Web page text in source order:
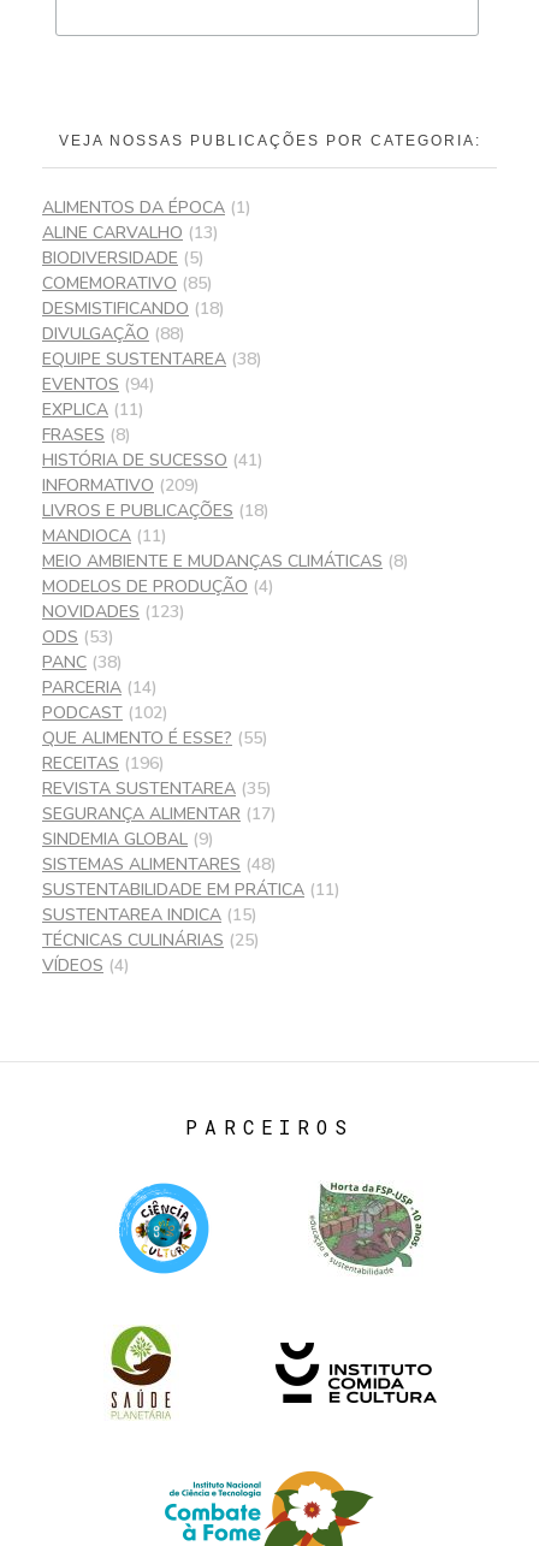
VEJA NOSSAS PUBLICAÇÕES POR CATEGORIA:
ALIMENTOS DA ÉPOCA (1)
ALINE CARVALHO (13)
BIODIVERSIDADE (5)
COMEMORATIVO (85)
DESMISTIFICANDO (18)
DIVULGAÇÃO (88)
EQUIPE SUSTENTAREA (38)
EVENTOS (94)
EXPLICA (11)
FRASES (8)
HISTÓRIA DE SUCESSO (41)
INFORMATIVO (209)
LIVROS E PUBLICAÇÕES (18)
MANDIOCA (11)
MEIO AMBIENTE E MUDANÇAS CLIMÁTICAS (8)
MODELOS DE PRODUÇÃO (4)
NOVIDADES (123)
ODS (53)
PANC (38)
PARCERIA (14)
PODCAST (102)
QUE ALIMENTO É ESSE? (55)
RECEITAS (196)
REVISTA SUSTENTAREA (35)
SEGURANÇA ALIMENTAR (17)
SINDEMIA GLOBAL (9)
SISTEMAS ALIMENTARES (48)
SUSTENTABILIDADE EM PRÁTICA (11)
SUSTENTAREA INDICA (15)
TÉCNICAS CULINÁRIAS (25)
VÍDEOS (4)
PARCEIROS